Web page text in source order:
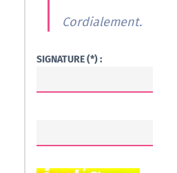
Cordialement.
SIGNATURE (*) :